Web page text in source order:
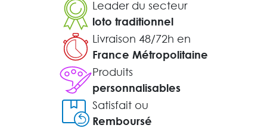
Leader du secteur
loto traditionnel
Livraison 48/72h en
France Métropolitaine
Produits
personnalisables
Satisfait ou
Remboursé